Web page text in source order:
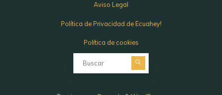
Aviso Legal
Política de Privacidad de Ecuahey!
Política de cookies